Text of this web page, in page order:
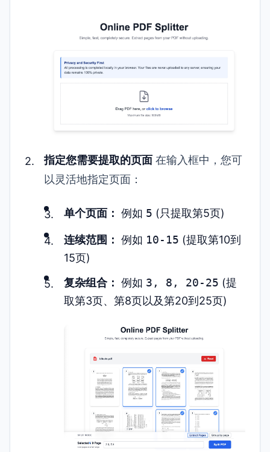
指定您需要提取的页面 在输入框中，您可
以灵活地指定页面：
单个页面： 例如 5 (只提取第5页)
连续范围： 例如 10-15 (提取第10到
15页)
复杂组合： 例如 3, 8, 20-25 (提
取第3页、第8页以及第20到25页)